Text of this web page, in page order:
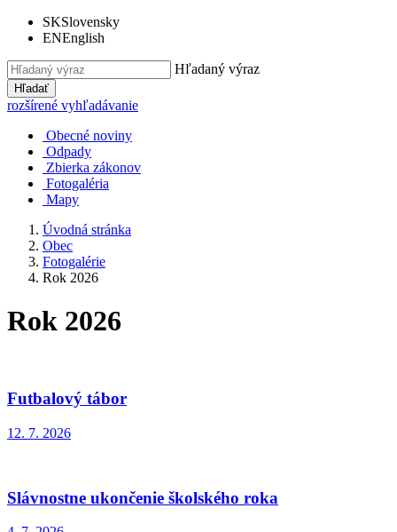
SKSlovensky
ENEnglish
Hľadaný výraz
Hľadať
rozšírené vyhľadávanie
Obecné noviny
Odpady
Zbierka zákonov
Fotogaléria
Mapy
Úvodná stránka
Obec
Fotogalérie
Rok 2026
Rok 2026
Futbalový tábor
12. 7. 2026
Slávnostne ukončenie školského roka